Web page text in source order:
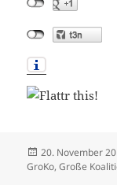
Veröffentlicht
am
20. November
GroKo,Große